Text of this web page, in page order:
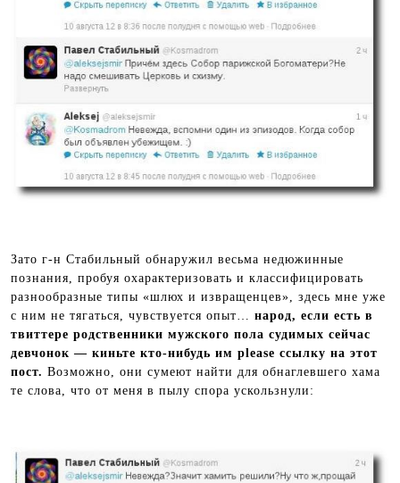
Зато г-н Стабильный обнаружил весьма недюжинные
познания, пробуя охарактеризовать и классифицировать
разнообразные типы «шлюх и извращенцев», здесь мне уже
с ним не тягаться, чувствуется опыт… народ, если есть в
твиттере родственники мужского пола судимых сейчас
девчонок — киньте кто-нибудь им please ссылку на этот
пост. Возможно, они сумеют найти для обнаглевшего хама
те слова, что от меня в пылу спора ускользнули: